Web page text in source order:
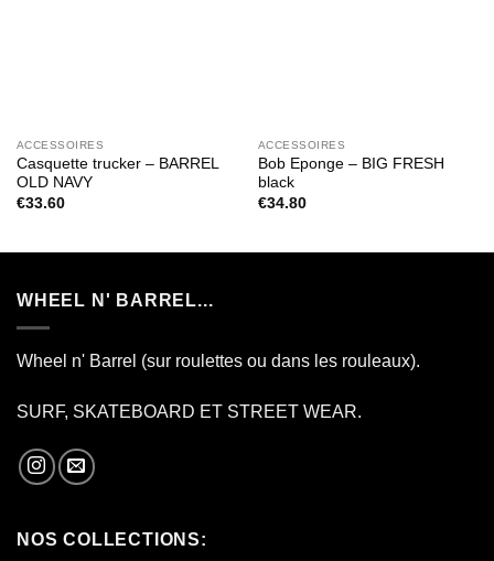
ACCESSOIRES
Casquette trucker – BARREL
OLD NAVY
€33.60
ACCESSOIRES
Bob Eponge – BIG FRESH
black
€34.80
WHEEL N' BARREL...
Wheel n' Barrel (sur roulettes ou dans les rouleaux).
SURF, SKATEBOARD ET STREET WEAR.
NOS COLLECTIONS: